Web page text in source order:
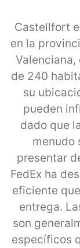
Castellfort
en la
de 240
su
pueden
dado que
menudo
presentar
FedEx ha
eficiente
entrega.
son
específicos